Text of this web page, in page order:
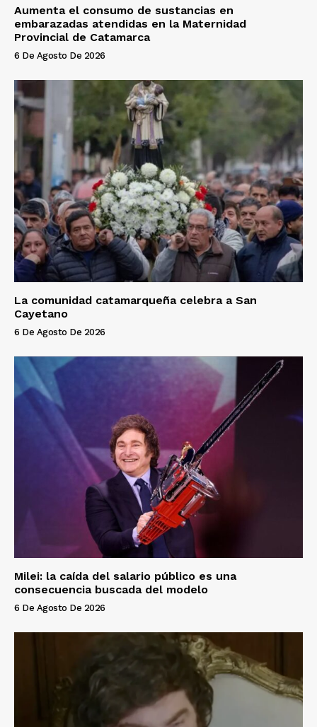
Aumenta el consumo de sustancias en
embarazadas atendidas en la Maternidad
Provincial de Catamarca
6 De Agosto De 2026
La comunidad catamarqueña celebra a San
Cayetano
6 De Agosto De 2026
Milei: la caída del salario público es una
consecuencia buscada del modelo
6 De Agosto De 2026